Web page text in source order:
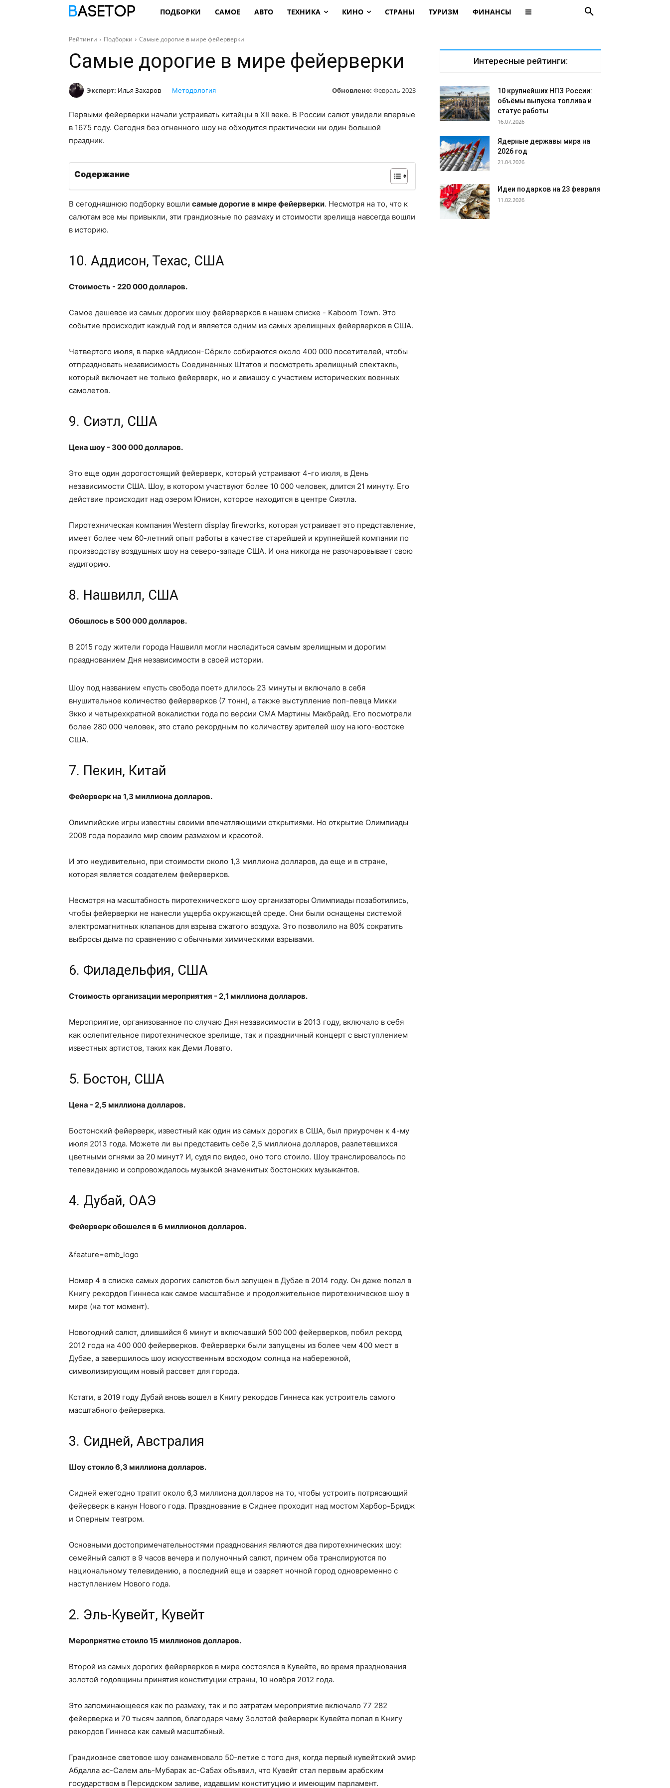
ПОДБОРКИ САМОЕ АВТО ТЕХНИКА КИНО СТРАНЫ ТУРИЗМ ФИНАНСЫ
Рейтинги Подборки Самые дорогие в мире фейерверки
Самые дорогие в мире фейерверки
Эксперт: Илья Захаров Обновлено: Февраль 2023
Методология
Первыми фейерверки начали устраивать китайцы в XII веке. В России салют увидели впервые
в 1675 году. Сегодня без огненного шоу не обходится практически ни один большой
праздник.
Содержание
В сегодняшнюю подборку вошли самые дорогие в мире фейерверки. Несмотря на то, что к
салютам все мы привыкли, эти грандиозные по размаху и стоимости зрелища навсегда вошли
в историю.
10. Аддисон, Техас, США
Стоимость - 220 000 долларов.
Самое дешевое из самых дорогих шоу фейерверков в нашем списке - Kaboom Town. Это
событие происходит каждый год и является одним из самых зрелищных фейерверков в США.
Четвертого июля, в парке «Аддисон-Сёркл» собираются около 400 000 посетителей, чтобы
отпраздновать независимость Соединенных Штатов и посмотреть зрелищный спектакль,
который включает не только фейерверк, но и авиашоу с участием исторических военных
самолетов.
9. Сиэтл, США
Цена шоу - 300 000 долларов.
Это еще один дорогостоящий фейерверк, который устраивают 4-го июля, в День
независимости США. Шоу, в котором участвуют более 10 000 человек, длится 21 минуту. Его
действие происходит над озером Юнион, которое находится в центре Сиэтла.
Пиротехническая компания Western display fireworks, которая устраивает это представление,
имеет более чем 60-летний опыт работы в качестве старейшей и крупнейшей компании по
производству воздушных шоу на северо-западе США. И она никогда не разочаровывает свою
аудиторию.
8. Нашвилл, США
Обошлось в 500 000 долларов.
В 2015 году жители города Нашвилл могли насладиться самым зрелищным и дорогим
празднованием Дня независимости в своей истории.
Шоу под названием «пусть свобода поет» длилось 23 минуты и включало в себя
внушительное количество фейерверков (7 тонн), а также выступление поп-певца Микки
Экко и четырехкратной вокалистки года по версии CMA Мартины Макбрайд. Его посмотрели
более 280 000 человек, это стало рекордным по количеству зрителей шоу на юго-востоке
США.
7. Пекин, Китай
Фейерверк на 1,3 миллиона долларов.
Олимпийские игры известны своими впечатляющими открытиями. Но открытие Олимпиады
2008 года поразило мир своим размахом и красотой.
И это неудивительно, при стоимости около 1,3 миллиона долларов, да еще и в стране,
которая является создателем фейерверков.
Несмотря на масштабность пиротехнического шоу организаторы Олимпиады позаботились,
чтобы фейерверки не нанесли ущерба окружающей среде. Они были оснащены системой
электромагнитных клапанов для взрыва сжатого воздуха. Это позволило на 80% сократить
выбросы дыма по сравнению с обычными химическими взрывами.
6. Филадельфия, США
Стоимость организации мероприятия - 2,1 миллиона долларов.
Мероприятие, организованное по случаю Дня независимости в 2013 году, включало в себя
как ослепительное пиротехническое зрелище, так и праздничный концерт с выступлением
известных артистов, таких как Деми Ловато.
5. Бостон, США
Цена - 2,5 миллиона долларов.
Бостонский фейерверк, известный как один из самых дорогих в США, был приурочен к 4-му
июля 2013 года. Можете ли вы представить себе 2,5 миллиона долларов, разлетевшихся
цветными огнями за 20 минут? И, судя по видео, оно того стоило. Шоу транслировалось по
телевидению и сопровождалось музыкой знаменитых бостонских музыкантов.
4. Дубай, ОАЭ
Фейерверк обошелся в 6 миллионов долларов.
&feature=emb_logo
Номер 4 в списке самых дорогих салютов был запущен в Дубае в 2014 году. Он даже попал в
Книгу рекордов Гиннеса как самое масштабное и продолжительное пиротехническое шоу в
мире (на тот момент).
Новогодний салют, длившийся 6 минут и включавший 500 000 фейерверков, побил рекорд
2012 года на 400 000 фейерверков. Фейерверки были запущены из более чем 400 мест в
Дубае, а завершилось шоу искусственным восходом солнца на набережной,
символизирующим новый рассвет для города.
Кстати, в 2019 году Дубай вновь вошел в Книгу рекордов Гиннеса как устроитель самого
масштабного фейерверка.
3. Сидней, Австралия
Шоу стоило 6,3 миллиона долларов.
Сидней ежегодно тратит около 6,3 миллиона долларов на то, чтобы устроить потрясающий
фейерверк в канун Нового года. Празднование в Сиднее проходит над мостом Харбор-Бридж
и Оперным театром.
Основными достопримечательностями празднования являются два пиротехнических шоу:
семейный салют в 9 часов вечера и полуночный салют, причем оба транслируются по
национальному телевидению, а последний еще и озаряет ночной город одновременно с
наступлением Нового года.
2. Эль-Кувейт, Кувейт
Мероприятие стоило 15 миллионов долларов.
Второй из самых дорогих фейерверков в мире состоялся в Кувейте, во время празднования
золотой годовщины принятия конституции страны, 10 ноября 2012 года.
Это запоминающееся как по размаху, так и по затратам мероприятие включало 77 282
фейерверка и 70 тысяч залпов, благодаря чему Золотой фейерверк Кувейта попал в Книгу
рекордов Гиннеса как самый масштабный.
Грандиозное световое шоу ознаменовало 50-летие с того дня, когда первый кувейтский эмир
Абдалла ас-Салем аль-Мубарак ас-Сабах объявил, что Кувейт стал первым арабским
государством в Персидском заливе, издавшим конституцию и имеющим парламент.
Интересные рейтинги:
10 крупнейших НПЗ России:
объёмы выпуска топлива и
статус работы
16.07.2026
Ядерные державы мира на
2026 год
21.04.2026
Идеи подарков на 23 февраля
11.02.2026